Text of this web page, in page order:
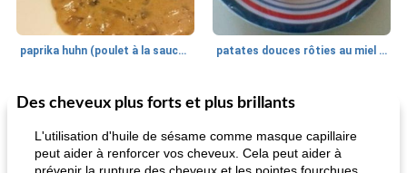
paprika huhn (poulet à la sauce paprika). patates douces rôties au miel / kumara
25min
Petit déjeuner et brunch Viande et volaille
Des cheveux plus forts et plus brillants
L'utilisation d'huile de sésame comme masque capillaire
peut aider à renforcer vos cheveux. Cela peut aider à